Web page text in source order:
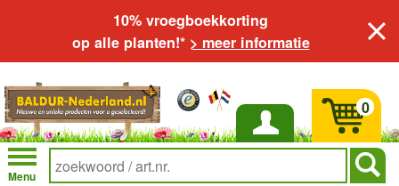
10% vroegboekkorting
op alle planten!* > meer informatie
Inloggen
Menu
0